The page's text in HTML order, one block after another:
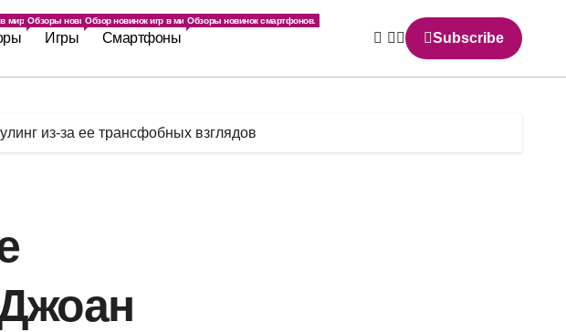
мире. Последние IT новинки.
Обзоры новинок IT индустрии.
Игры
Обзор новинок игр в мире.
Смартфоны
Обзоры новинок смартфонов.
Subscribe
из-за ее трансфобных взглядов